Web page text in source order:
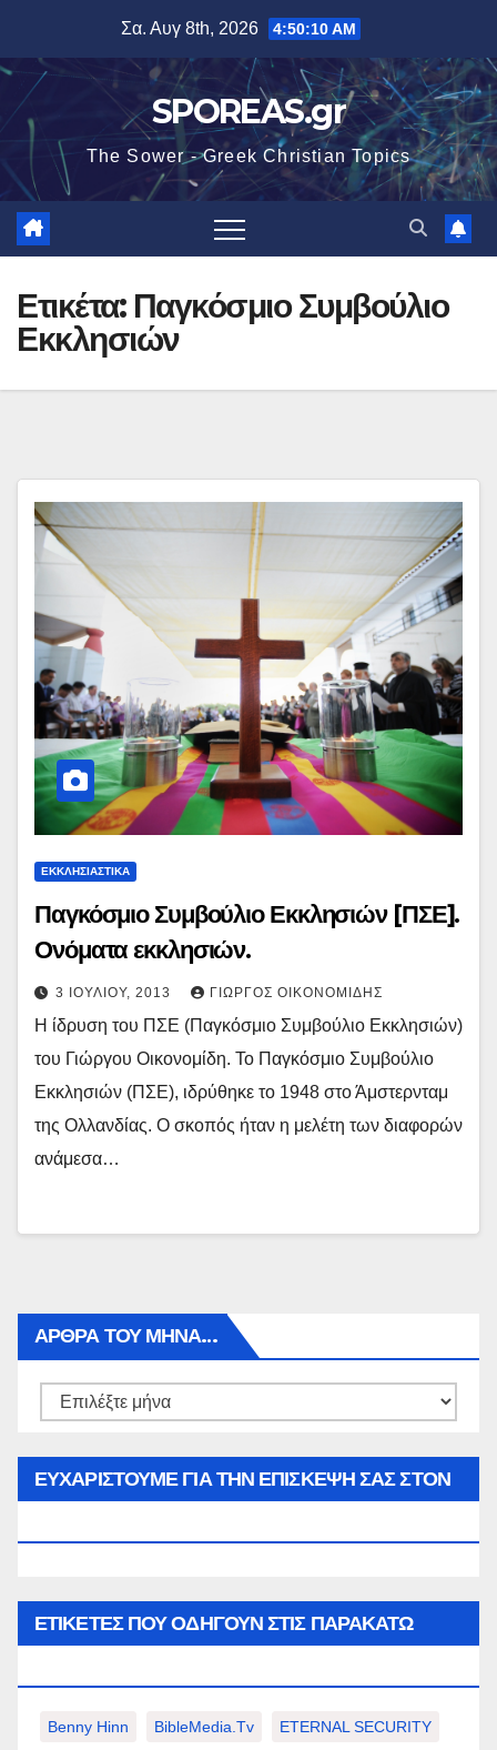
περιεχόμενο
Σα. Αυγ 8th, 2026 4:50:11 AM
SPOREAS.gr
The Sower - Greek Christian Topics
Ετικέτα: Παγκόσμιο Συμβούλιο
Εκκλησιών
ΕΚΚΛΗΣΙΑΣΤΙΚΑ
Παγκόσμιο Συμβούλιο Εκκλησιών [ΠΣΕ].
Ονόματα εκκλησιών.
3 ΙΟΥΛΊΟΥ, 2013 ΓΙΏΡΓΟΣ ΟΙΚΟΝΟΜΊΔΗΣ
Η ίδρυση του ΠΣΕ (Παγκόσμιο Συμβούλιο Εκκλησιών)
του Γιώργου Οικονομίδη. Το Παγκόσμιο Συμβούλιο
Εκκλησιών (ΠΣΕ), ιδρύθηκε το 1948 στο Άμστερνταμ
της Ολλανδίας. Ο σκοπός ήταν η μελέτη των διαφορών
ανάμεσα…
ΑΡΘΡΑ ΤΟΥ ΜΉΝΑ…
Αρθρα
ΕΥΧΑΡΙΣΤΟΥΜΕ ΓΙΑ ΤΗΝ ΕΠΙΣΚΕΨΗ ΣΑΣ ΣΤΟΝ
ΕΤΙΚΈΤΕΣ ΠΟΥ ΟΔΗΓΟΎΝ ΣΤΙΣ ΠΑΡΑΚΆΤΩ
Benny Hinn BibleMedia.tv ETERNAL SECURITY